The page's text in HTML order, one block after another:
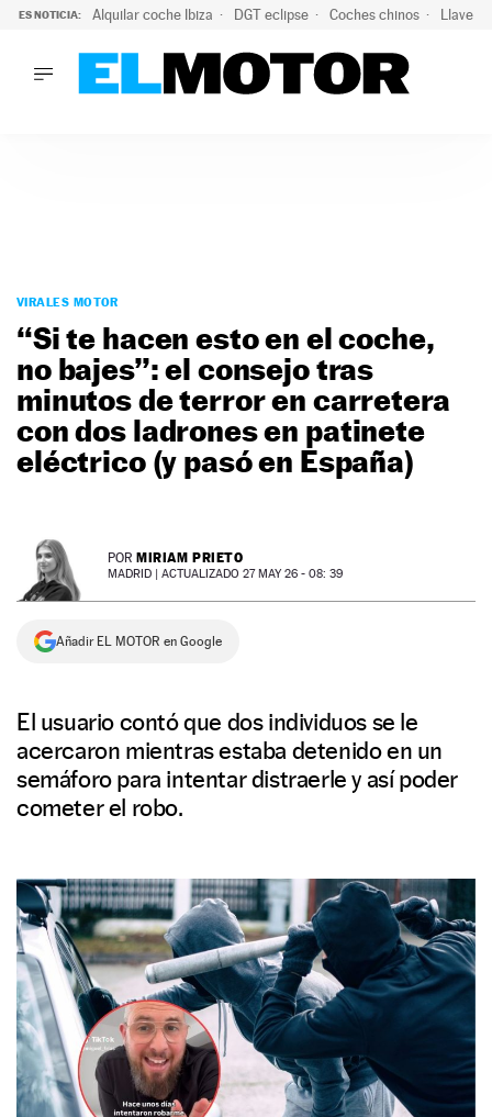
ES NOTICIA: Alquilar coche Ibiza DGT eclipse Coches chinos Llaves
PODCAST
MOTOS
TECNOLOGÍA
SUPERCOCHES
PREMIOS
SERVICIOS
SÍGUENOS
VIRALES MOTOR
“Si te hacen esto en el coche,
no bajes”: el consejo tras
minutos de terror en carretera
con dos ladrones en patinete
eléctrico (y pasó en España)
POR MIRIAM PRIETO
MADRID | ACTUALIZADO 27 MAY 26 - 08: 39
Añadir EL MOTOR en Google
El usuario contó que dos individuos se le
acercaron mientras estaba detenido en un
semáforo para intentar distraerle y así poder
cometer el robo.